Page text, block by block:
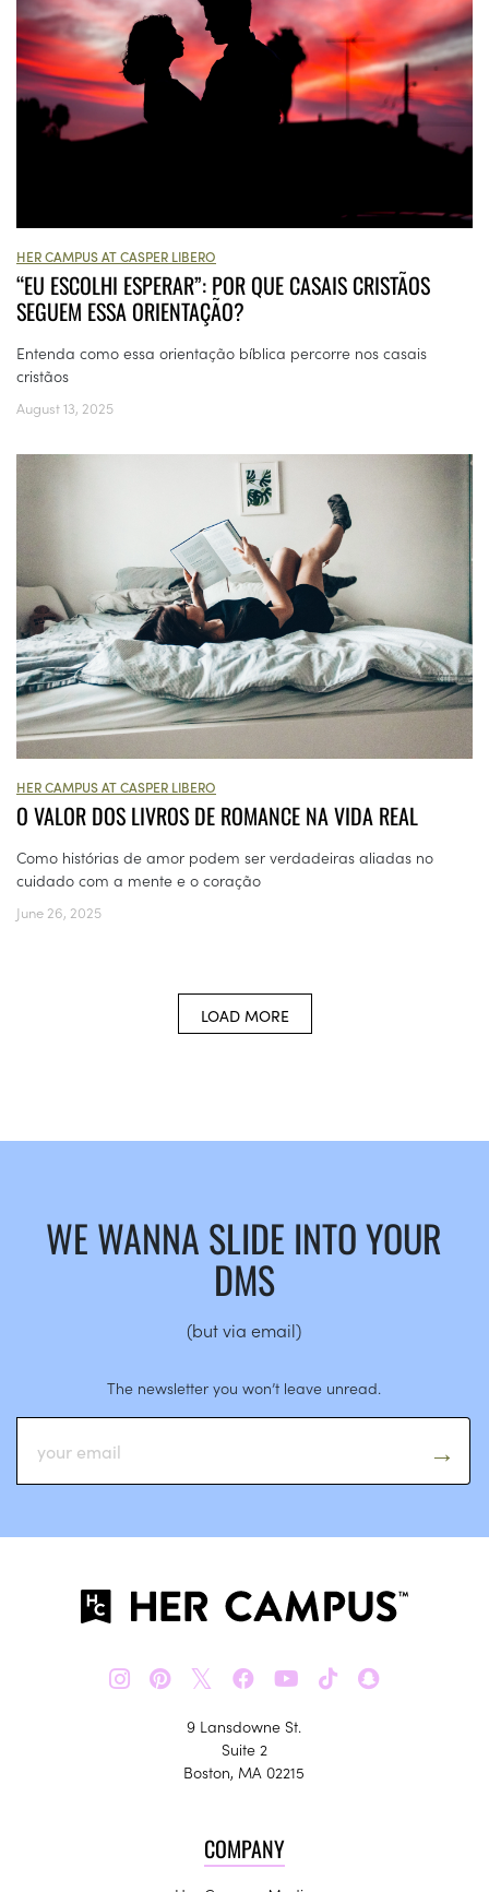
HER CAMPUS AT CASPER LIBERO
“EU ESCOLHI ESPERAR”: POR QUE CASAIS CRISTÃOS
SEGUEM ESSA ORIENTAÇÃO?
Entenda como essa orientação bíblica percorre nos casais
cristãos
August 13, 2025
HER CAMPUS AT CASPER LIBERO
O VALOR DOS LIVROS DE ROMANCE NA VIDA REAL
Como histórias de amor podem ser verdadeiras aliadas no
cuidado com a mente e o coração
June 26, 2025
LOAD MORE
WE WANNA SLIDE INTO YOUR
DMS
(but via email)
The newsletter you won’t leave unread.
𝕏
9 Lansdowne St.
Suite 2
Boston, MA 02215
COMPANY